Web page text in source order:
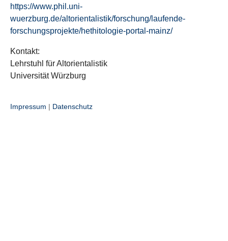
https://www.phil.uni-
wuerzburg.de/altorientalistik/forschung/laufende-
forschungsprojekte/hethitologie-portal-mainz/
Kontakt:
Lehrstuhl für Altorientalistik
Universität Würzburg
Impressum | Datenschutz